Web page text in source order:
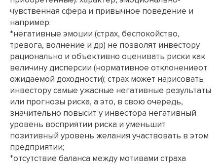
чувственная сфера и привычное поведение и
например:
*негативные эмоции (страх, беспокойство,
тревога, волнение и др) не позволят инвестору
рационально и объективно оценивать риски как
величину дисперсии (нормативное отклонениеот
ожидаемой доходности); страх может нарисовать
инвестору самые ужасные негативные результаты
или прогнозы риска, а это, в свою очередь,
значительно повысит у инвестора негативный
уровень восприятии риска и уменьшит
позитивный уровень желания участвовать в этом
предприятии;
*отсутствие баланса между мотивами страха